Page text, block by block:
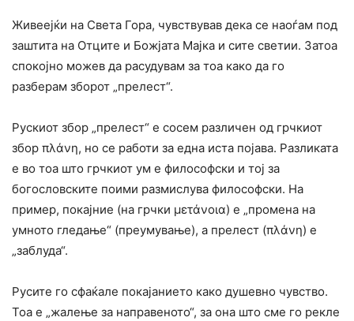
Живеејќи на Света Гора, чувствував дека се наоѓам под
заштита на Отците и Божјата Мајка и сите светии. Затоа
спокојно можев да расудувам за тоа како да го
разберам зборот „прелест“.
Рускиот збор „прелест“ е сосем различен од грчкиот
збор πλάνη, но се работи за една иста појава. Разликата
е во тоа што грчкиот ум е философски и тој за
богословските поими размислува философски. На
пример, покајние (на грчки μετάνοια) е „промена на
умното гледање“ (преумување), а прелест (πλάνη) е
„заблуда“.
Русите го сфаќале покајанието како душевно чувство.
Тоа е „жалење за направеното“, за она што сме го рекле